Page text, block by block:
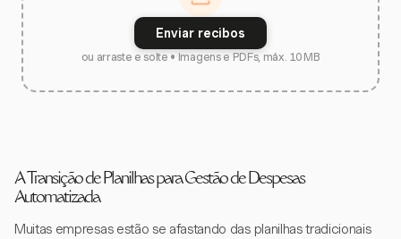
Enviar recibos
ou arraste e solte • Imagens e PDFs, máx. 10 MB
A Transição de Planilhas para Gestão de Despesas
Automatizada
Muitas empresas estão se afastando das planilhas tradicionais